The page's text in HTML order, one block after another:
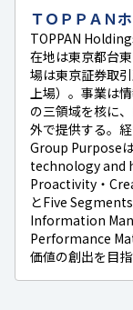
ＴＯＰＰＡＮ
TOPPAN
在地は東京都台
場は東京証券取
上場）。事業は
の三領域を核に
外で提供する。
Group Purpose
technology and
Proactivity・
とFive
Information
Performance
価値の創出を目指